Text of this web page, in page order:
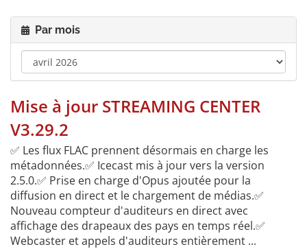
Par mois
Mise à jour STREAMING CENTER
V3.29.2
✅ Les flux FLAC prennent désormais en charge les
métadonnées.✅ Icecast mis à jour vers la version
2.5.0.✅ Prise en charge d'Opus ajoutée pour la
diffusion en direct et le chargement de médias.✅
Nouveau compteur d'auditeurs en direct avec
affichage des drapeaux des pays en temps réel.✅
Webcaster et appels d'auditeurs entièrement ...